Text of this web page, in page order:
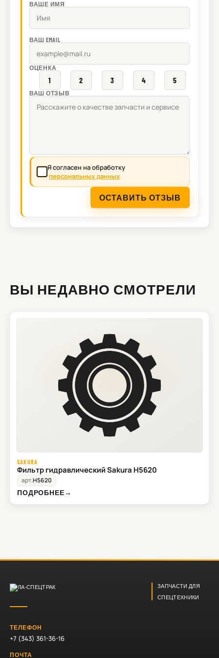
ВАШЕ ИМЯ
ВАШ EMAIL
ОЦЕНКА
1 2 3 4 5
ВАШ ОТЗЫВ
Я согласен на обработку
персональных данных
ОСТАВИТЬ ОТЗЫВ
ВЫ НЕДАВНО СМОТРЕЛИ
SAKURA
Фильтр гидравлический Sakura H5620
арт.H5620
ПОДРОБНЕЕ→
ЗАПЧАСТИ ДЛЯ
СПЕЦТЕХНИКИ
ТЕЛЕФОН
+7 (343) 361-36-16
ПОЧТА